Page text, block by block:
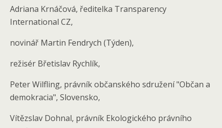
Adriana Krnáčová, ředitelka Transparency
International CZ,
novinář Martin Fendrych (Týden),
režisér Břetislav Rychlík,
Peter Wilfling, právník občanského sdružení "Občan a
demokracia", Slovensko,
Vítězslav Dohnal, právník Ekologického právního